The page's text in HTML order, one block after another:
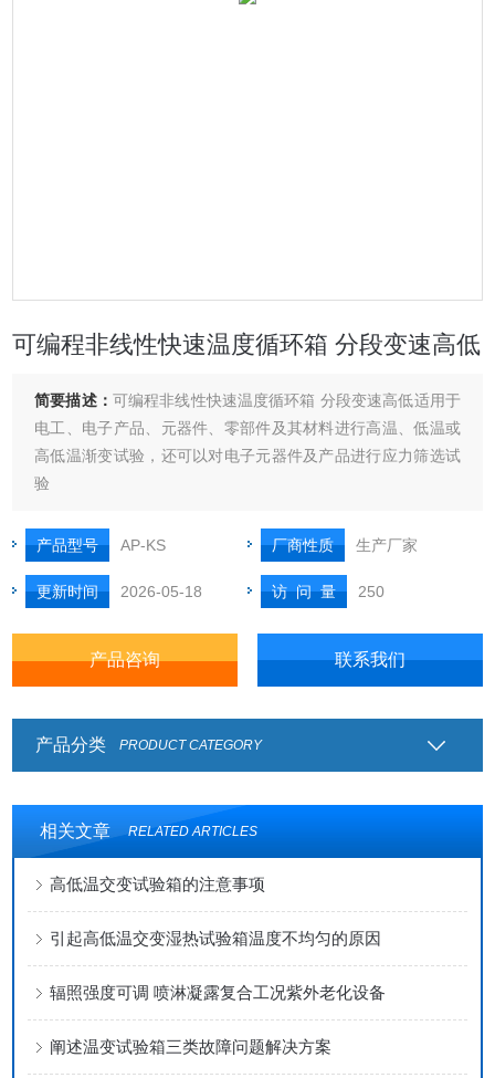
可编程非线性快速温度循环箱 分段变速高低
简要描述： 可编程非线性快速温度循环箱 分段变速高低适用于
电工、电子产品、元器件、零部件及其材料进行高温、低温或
高低温渐变试验，还可以对电子元器件及产品进行应力筛选试
验
产品型号 AP-KS 厂商性质 生产厂家
更新时间 2026-05-18 访 问 量 250
产品咨询 联系我们
产品分类 PRODUCT CATEGORY
相关文章 RELATED ARTICLES
高低温交变试验箱的注意事项
引起高低温交变湿热试验箱温度不均匀的原因
辐照强度可调 喷淋凝露复合工况紫外老化设备
阐述温变试验箱三类故障问题解决方案